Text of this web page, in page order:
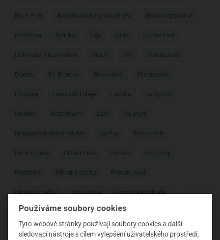
Beco Pets Biodynamické zemědělství Biooo odpoledne
BodhiSpa Bylinky Čaje CBD Co nás baví
Dekorativní kosmetika Diochi DIY Domácnost
Domov Dr. Bronner Eko máma Ekodrogerie
Ekologie Esenciální oleje Farfalla Feng Shui
Imunita Kerzenfarm Léto Na praní
Nejprodávanější produkty No Poo Péče o tělo
Péče o vlasy Planet Pure Podzim Potraviny
Prázdniny Přírodní svíčky Přírodní vůně
Přírodní značky Pro zvířata Psychická pohoda
Recenze Relaxace Rozhovor
Složení kosmetiky Stravování Tipy Úklid domácnosti
Používáme soubory cookies
Tyto webové stránky používají soubory cookies a další
sledovací nástroje s cílem vylepšení uživatelského prostředí,